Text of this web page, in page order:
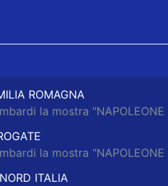
ROMAGNA
la mostra "NAPOLEONE
la mostra "NAPOLEONE
ITALIA